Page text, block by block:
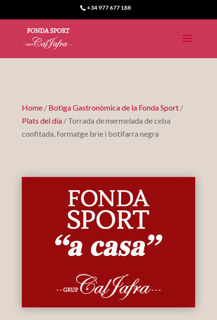
+34 977 677 188
Home/ Botiga Gastronòmica de la Fonda Sport/
Plats del dia/ Torrada de mermelada de ceba
confitada, formatge brie i botifarra negra